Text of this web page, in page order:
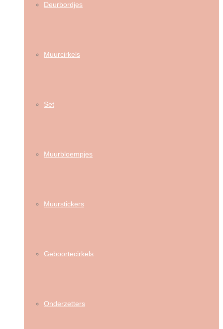
Deurbordjes
Muurcirkels
Set
Muurbloempjes
Muurstickers
Geboortecirkels
Onderzetters